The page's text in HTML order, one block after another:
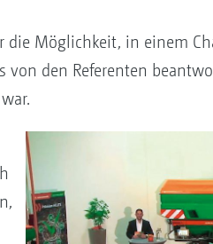
Möglichkeit, in einem
von den Referenten